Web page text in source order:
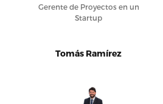
Gerente de Proyectos en un
Startup
Tomás Ramírez